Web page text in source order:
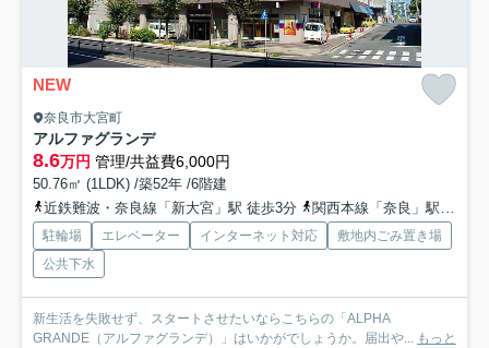
NEW
奈良市大宮町
アルファグランデ
8.6万円 管理/共益費6,000円
50.76㎡ (1LDK) /築52年 /6階建
近鉄難波・奈良線「新大宮」駅 徒歩3分
関西本線「奈良」駅 徒歩17分
駐輪場 エレベーター インターネット対応
敷地内ごみ置き場
公共下水
新生活を失敗せず、スタートさせたいならこちらの「ALPHA
GRANDE（アルファグランデ）」はいかがでしょうか。届出や... もっと